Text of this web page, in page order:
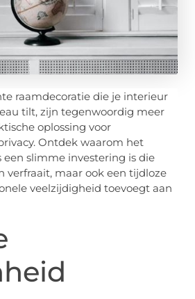
raamdecoratie die je interieur
tilt, zijn tegenwoordig meer
oplossing voor
Ontdek waarom het
een slimme investering is die
verfraait, maar ook een tijdloze
veelzijdigheid toevoegt aan